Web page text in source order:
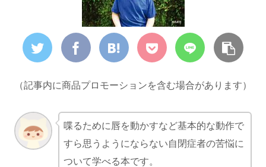
（記事内に商品プロモーションを含む場合があります）
喋るために唇を動かすなど基本的な動作で
すら思うようにならない自閉症者の苦悩に
ついて学べる本です。